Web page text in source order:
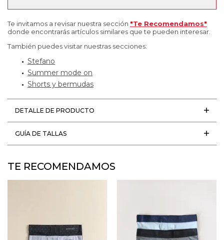
Te invitamos a revisar nuestra sección "Te Recomendamos"
donde encontrarás artículos similares que te pueden interesar.
También puedes visitar nuestras secciones:
Stefano
Summer mode on
Shorts y bermudas
DETALLE DE PRODUCTO
GUÍA DE TALLAS
TE RECOMENDAMOS